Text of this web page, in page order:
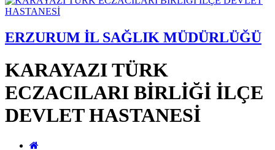
ERZURUM İL SAĞLIK MÜDÜRLÜĞÜ
KARAYAZI TÜRK
ECZACILARI BİRLİĞİ İLÇE
DEVLET HASTANESİ